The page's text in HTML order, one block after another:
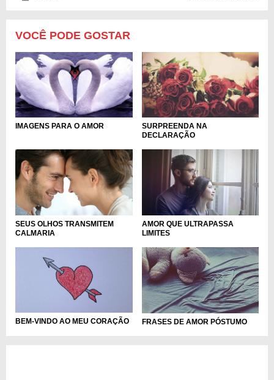
VOCÊ PODE GOSTAR
IMAGENS PARA O AMOR
SURPREENDA NA
DECLARAÇÃO
SEUS OLHOS TRANSMITEM
CALMARIA
AMOR QUE ULTRAPASSA
LIMITES
BEM-VINDO AO MEU CORAÇÃO FRASES DE AMOR PÓSTUMO